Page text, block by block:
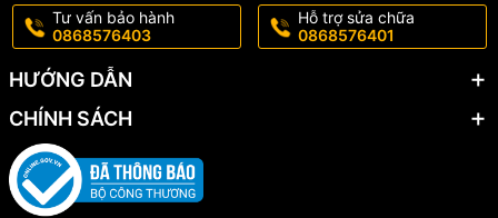
Tư vấn bảo hành
0868576403
Hỗ trợ sửa chữa
0868576401
HƯỚNG DẪN
CHÍNH SÁCH